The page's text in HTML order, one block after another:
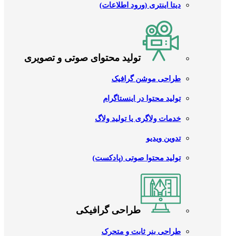
دیتا اینتری (ورود اطلاعات)
تولید محتوای صوتی و تصویری
طراحی موشن گرافیک
تولید محتوا در اینستاگرام
خدمات ولاگری یا تولید ولاگ
تدوین ویدیو
تولید محتوا صوتی (پادکست)
طراحی گرافیکی
طراحی بنر ثابت و متحرک